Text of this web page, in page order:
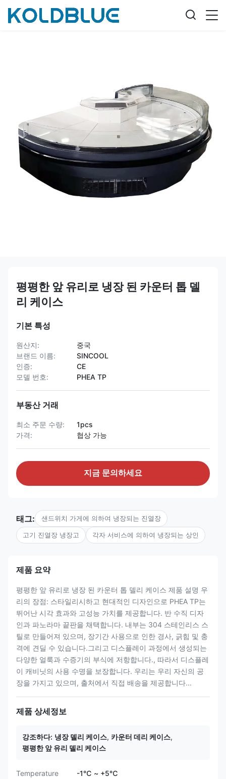
평평한 앞 유리로 냉장 된 카운터 톱 델
리 케이스
기본 특성
원산지:
중국
브랜드 이름:
SINCOOL
인증:
CE
모델 번호:
PHEA TP
부동산 거래
최소 주문 수량:
1pcs
가격:
협상 가능
지금 문의하세요
태그: 샌드위치 가게에 의하여 냉장되는 진열장
고기 진열장 냉장고 각자 서비스에 의하여 냉장되는 상인
제품 요약
평평한 앞 유리로 냉장 된 카운터 톱 델리 케이스 제품 설명 우
리의 장점: 스타일리시하고 현대적인 디자인으로 PHEA TP는
뛰어난 시각 효과와 고성능 가치를 제공합니다. 반 수직 디자
인과 파노라마 끝판을 채택합니다. 내부는 304 스테인리스 스
틸로 만들어져 있으며, 장기간 사용으로 인한 경사, 긁힘 및 충
격에 견딜 수 있습니다.그리고 디스플레이 과정에서 생성되는
다양한 얼룩과 수증기의 부식에 저항합니다., 따라서 디스플레
이 캐비닛의 사용 수명을 보장합니다. 우리는 우리 자신의 공
장을 가지고 있으며, 출처에서 직접 배송을 제공합니다...
제품 상세정보
강조하다: 냉장 델리 케이스, 카운터 데리 케이스,
평평한 앞 유리 델리 케이스
Temperature
-1℃ ~ +5℃